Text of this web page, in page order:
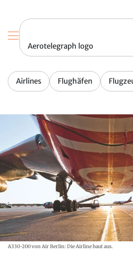
Aerotelegraph logo
Airlines Flughäfen
A330-200 von Air Berlin: Die Airline baut aus.